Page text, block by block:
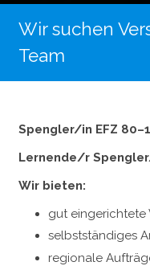
Wir suchen
Team
Lernende/r
Spengler/in EFZ
Wir bieten:
gut eingerichtete
selbstständiges
regionale
Wir suchen
Team
Spengler/in EFZ
Lernende/r
Wir bieten:
gut eingerichtete
selbstständiges
regionale